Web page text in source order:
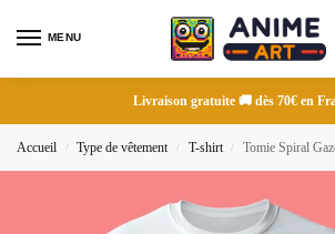
MENU
Livraison gratuite 🚚 dès 70€ en
Accueil / Type de vêtement / T-shirt / Tomie Spiral